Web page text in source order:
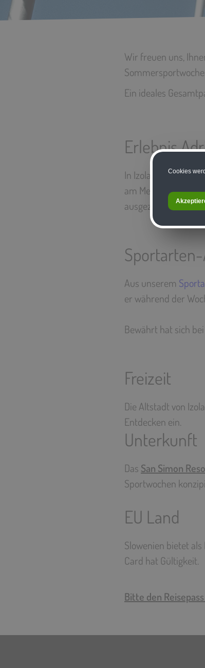
Wir freuen uns,
Ein ideales
Erlebnis
In Izola finden sich
am Meer mit
ausgezeichnetes
Aus unserem
er während der
Bewährt hat sich
Freizeit
Die Altstadt von
Entdecken ein.
Unterkunft
Das San Simon
Sportwochen
EU Land
Slowenien bietet
Card hat Gültigkeit.
Bitte den
Cookies